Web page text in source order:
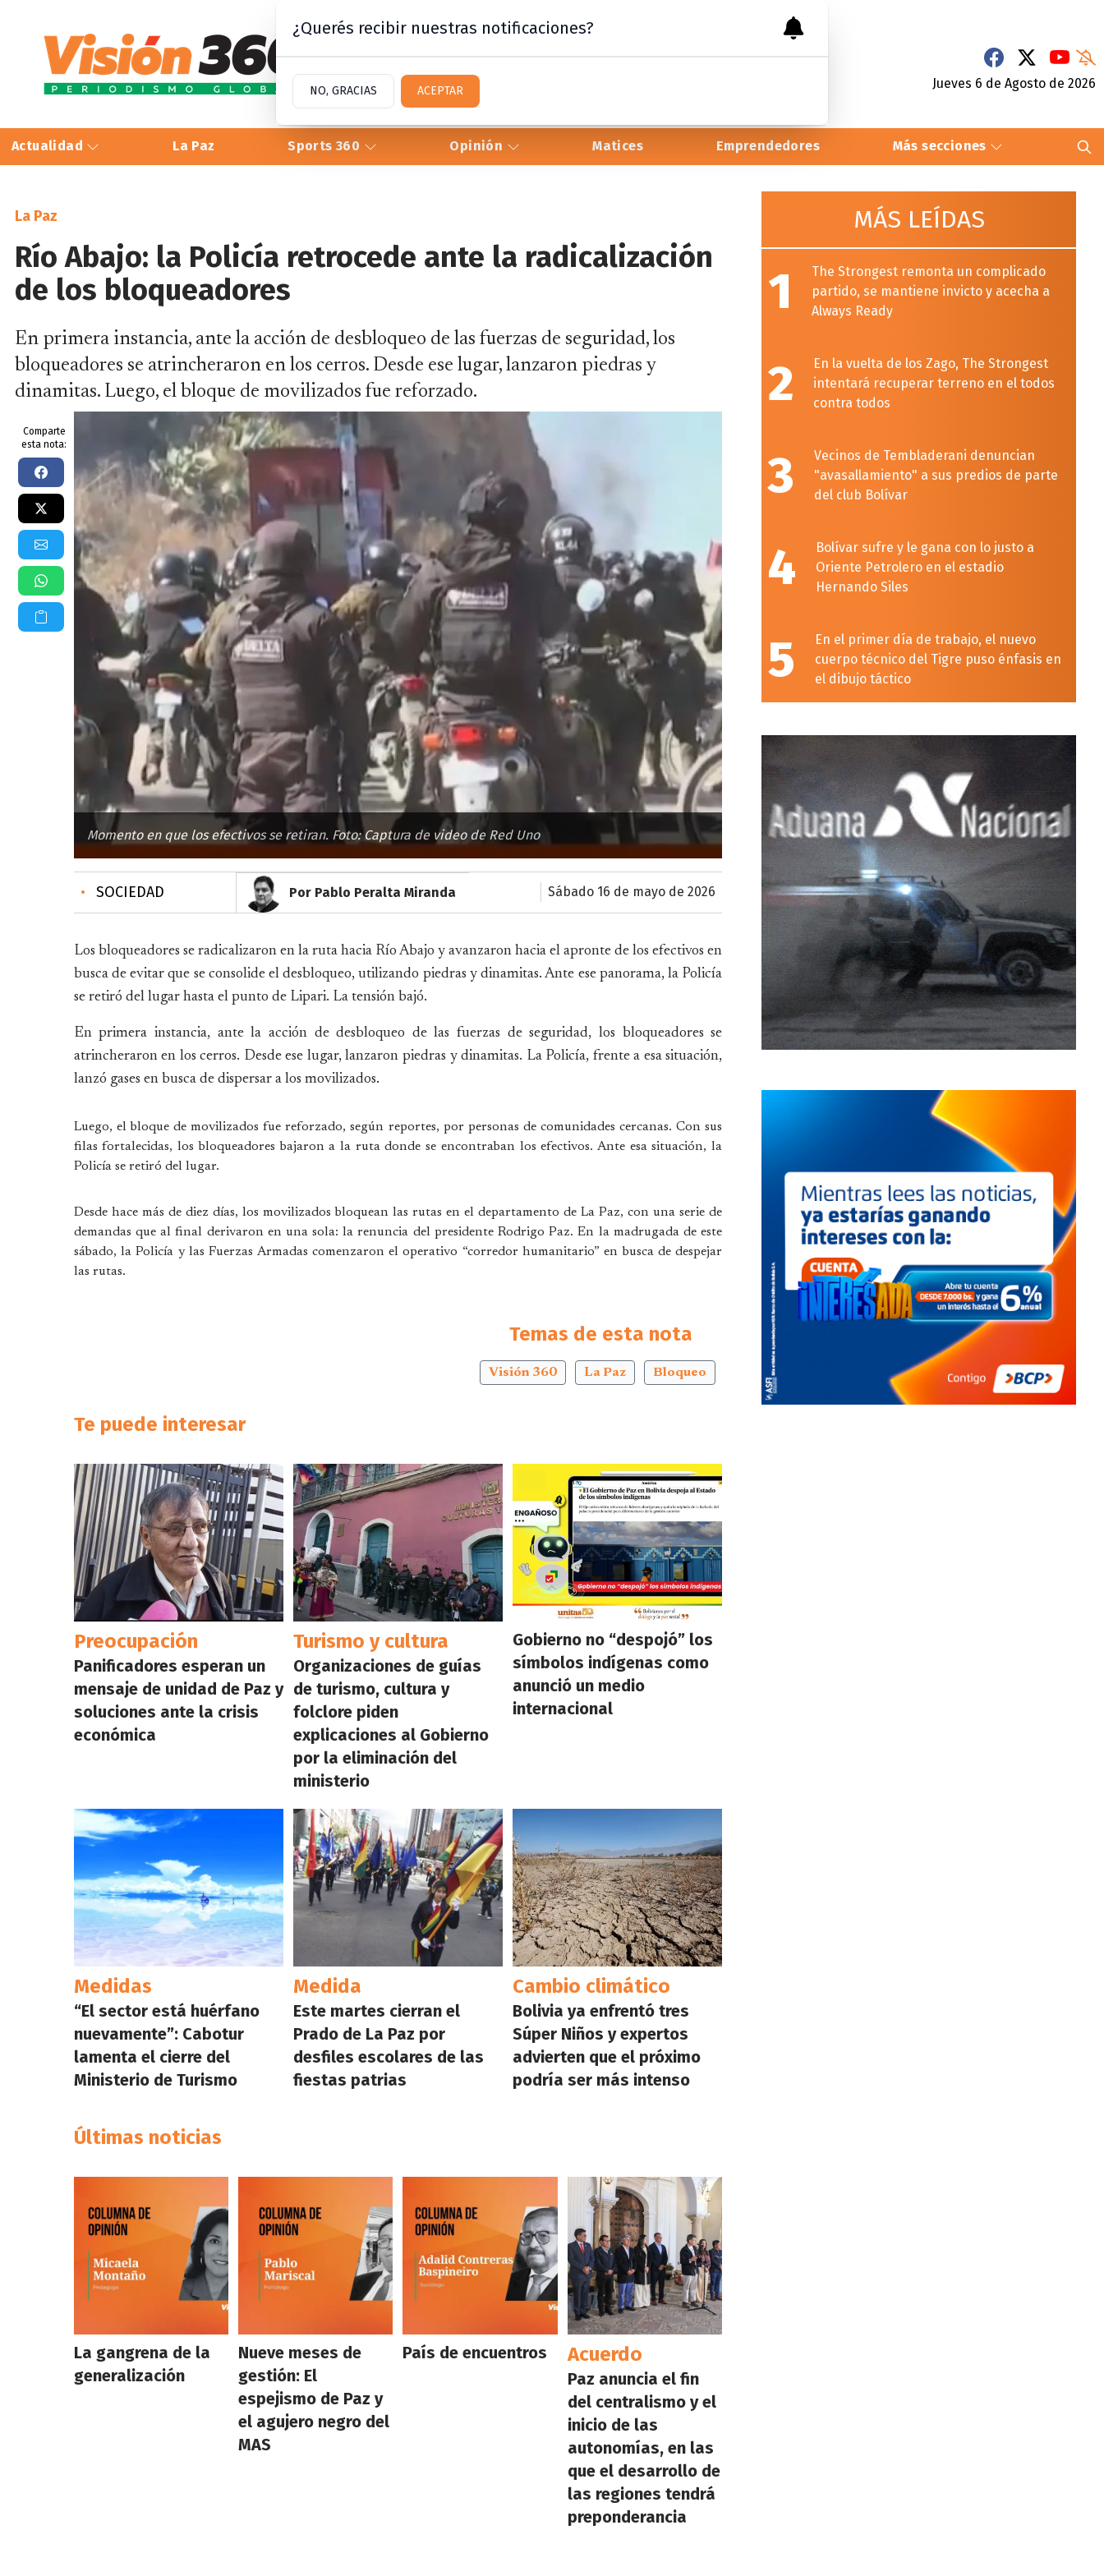
Jueves 6 de Agosto de 2026
Actualidad La Paz Sports 360 Opinión Matices Emprendedores Más secciones
La Paz
Río Abajo: la Policía retrocede ante la radicalización
de los bloqueadores
En primera instancia, ante la acción de desbloqueo de las fuerzas de seguridad, los
bloqueadores se atrincheraron en los cerros. Desde ese lugar, lanzaron piedras y
dinamitas. Luego, el bloque de movilizados fue reforzado.
Comparte
esta nota:
Momento en que los efectivos se retiran. Foto: Captura de video de Red Uno
• SOCIEDAD Por Pablo Peralta Miranda sábado 16 de mayo de 2026
Los bloqueadores se radicalizaron en la ruta hacia Río Abajo y avanzaron hacia el apronte de los efectivos en
busca de evitar que se consolide el desbloqueo, utilizando piedras y dinamitas. Ante ese panorama, la Policía
se retiró del lugar hasta el punto de Lipari. La tensión bajó.
En primera instancia, ante la acción de desbloqueo de las fuerzas de seguridad, los bloqueadores se
atrincheraron en los cerros. Desde ese lugar, lanzaron piedras y dinamitas. La Policía, frente a esa situación,
lanzó gases en busca de dispersar a los movilizados.
Luego, el bloque de movilizados fue reforzado, según reportes, por personas de comunidades cercanas. Con sus
filas fortalecidas, los bloqueadores bajaron a la ruta donde se encontraban los efectivos. Ante esa situación, la
Policía se retiró del lugar.
Desde hace más de diez días, los movilizados bloquean las rutas en el departamento de La Paz, con una serie de
demandas que al final derivaron en una sola: la renuncia del presidente Rodrigo Paz. En la madrugada de este
sábado, la Policía y las Fuerzas Armadas comenzaron el operativo “corredor humanitario” en busca de despejar
las rutas.
Temas de esta nota
Visión 360 La Paz Bloqueo
Te puede interesar
Preocupación
Panificadores esperan un
mensaje de unidad de Paz y
soluciones ante la crisis
económica
Turismo y cultura
Organizaciones de guías
de turismo, cultura y
folclore piden
explicaciones al Gobierno
por la eliminación del
ministerio
Gobierno no “despojó” los
símbolos indígenas como
anunció un medio
internacional
Medidas
“El sector está huérfano
nuevamente”: Cabotur
lamenta el cierre del
Ministerio de Turismo
Medida
Este martes cierran el
Prado de La Paz por
desfiles escolares de las
fiestas patrias
Cambio climático
Bolivia ya enfrentó tres
Súper Niños y expertos
advierten que el próximo
podría ser más intenso
Últimas noticias
La gangrena de la
generalización
Nueve meses de
gestión: El
espejismo de Paz y
el agujero negro del
MAS
País de encuentros Acuerdo
Paz anuncia el fin
del centralismo y el
inicio de las
autonomías, en las
que el desarrollo de
las regiones tendrá
preponderancia
MÁS LEÍDAS
1
The Strongest remonta un complicado
partido, se mantiene invicto y acecha a
Always Ready
2
En la vuelta de los Zago, The Strongest
intentará recuperar terreno en el todos
contra todos
3
Vecinos de Tembladerani denuncian
"avasallamiento" a sus predios de parte
del club Bolívar
4
Bolívar sufre y le gana con lo justo a
Oriente Petrolero en el estadio
Hernando Siles
5
En el primer día de trabajo, el nuevo
cuerpo técnico del Tigre puso énfasis en
el dibujo táctico
¿Querés recibir nuestras notificaciones?
NO, GRACIAS ACEPTAR